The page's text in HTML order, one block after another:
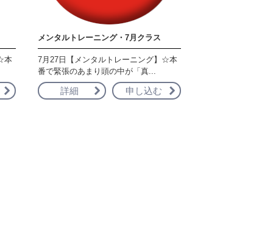
本
メンタルトレーニング・7月クラス
7月27日【メンタルトレーニング】☆本
番で緊張のあまり頭の中が「真...
詳細 申し込む